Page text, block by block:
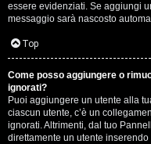
essere evidenziati. Se aggiungi
messaggio sarà nascosto
Top
Come posso aggiungere o
ignorati?
Puoi aggiungere un utente alla
ciascun utente, c’è un
ignorati. Altrimenti, dal tuo
direttamente un utente